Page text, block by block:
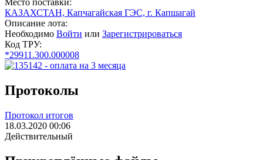
Место поставки:
КАЗАХСТАН, Капчагайская ГЭС, г. Капшагай
Описание лота:
Необходимо Войти или Зарегистрироваться
Код ТРУ:
*29911.300.000008
Протоколы
Протокол итогов
18.03.2020 00:06
Действительный